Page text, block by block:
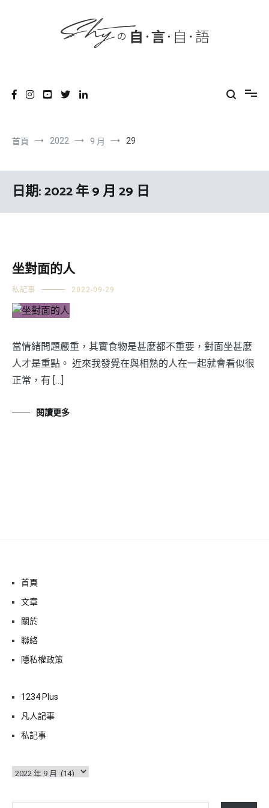
首頁 2022 9 月 29
日期:2022 年 9 月 29 日
坐對面的人
私記事 2022-09-29
當情緒問題嚴重，其實食物是甚麼都不重要，對面坐甚麼
人才是重點。 近來我發覺在與相熟的人在一起就會看似很
正常，有 […]
閱讀更多
首頁
文章
關於
聯絡
隱私權政策
1234 Plus
凡人記事
私記事
彙
輸入你的電子郵件地址…